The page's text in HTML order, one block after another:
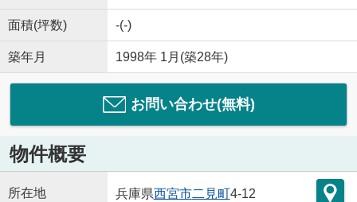
面積(坪数) -(-)
築年月 1998年 1月(築28年)
お問い合わせ(無料)
物件概要
所在地 兵庫県西宮市二見町4-12